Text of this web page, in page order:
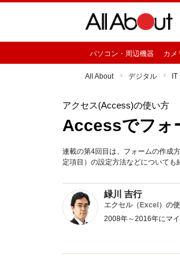
パソコン・周辺機器 カメ
All About デジタル
アクセス(Access)の使い方
Accessでフォ
連載の第4回目は、フォームの作成
定項目）の設定方法などについても
緑川 吉行
エクセル（Excel）の
2008年～2016年にマ